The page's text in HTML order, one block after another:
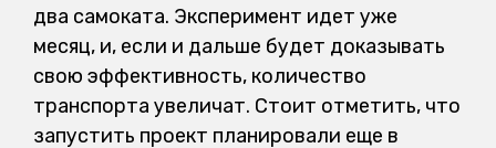
два самоката. Эксперимент идет уже
месяц, и, если и дальше будет доказывать
свою эффективность, количество
транспорта увеличат. Стоит отметить, что
запустить проект планировали еще в